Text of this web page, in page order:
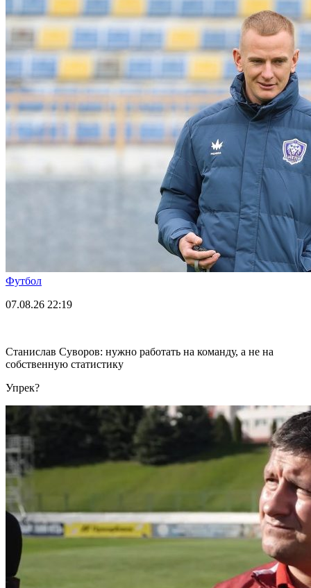
Футбол
07.08.26 22:19
Станислав Суворов: нужно работать на команду, а не на
собственную статистику
Упрек?